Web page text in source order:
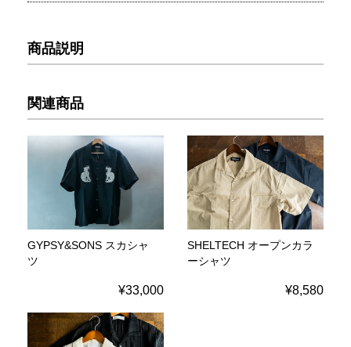
商品説明
関連商品
GYPSY&SONS スカシャ
ツ
¥33,000
SHELTECH オープンカラ
ーシャツ
¥8,580